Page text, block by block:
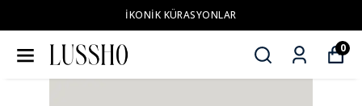
İKONİK KÜRASYONLAR
0